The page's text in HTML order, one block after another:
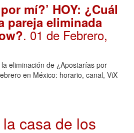
mí?’ HOY: ¿Cuál
pareja eliminada
. 01 de Febrero,
eliminación de ¿Apostarías por
en México: horario, canal, ViX
casa de los